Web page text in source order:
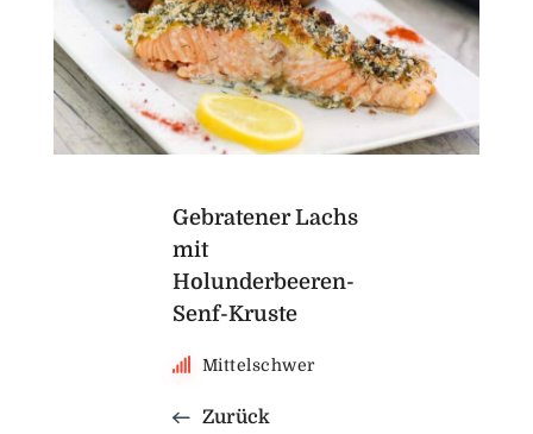
Gebratener Lachs
mit
Holunderbeeren-
Senf-Kruste
Mittelschwer
Zurück